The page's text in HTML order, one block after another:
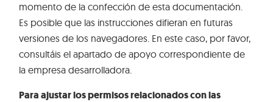
momento de la confección de esta documentación.
Es posible que las instrucciones difieran en futuras
versiones de los navegadores. En este caso, por favor,
consultáis el apartado de apoyo correspondiente de
la empresa desarrolladora.
Para ajustar los permisos relacionados con las